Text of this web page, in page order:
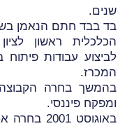
שנים.
בד בבד חתם הנאמן
הכלכלית ראשון
לביצוע עבודות
המכרז.
בהמשך בחרה
ומפקח פיננסי.
באוגוסט